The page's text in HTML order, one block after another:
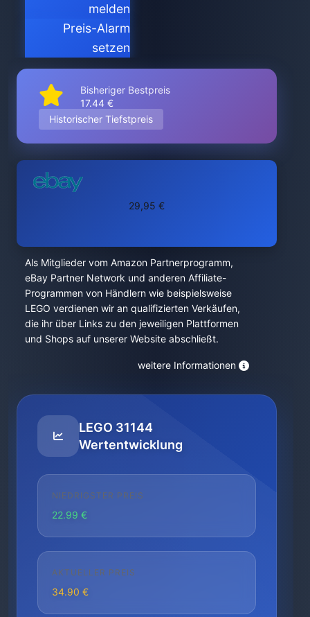
melden
Preis-Alarm
setzen
Bisheriger Bestpreis
17.44 €
Historischer Tiefstpreis
29,95 €
Als Mitglieder vom Amazon Partnerprogramm,
eBay Partner Network und anderen Affiliate-
Programmen von Händlern wie beispielsweise
LEGO verdienen wir an qualifizierten Verkäufen,
die ihr über Links zu den jeweiligen Plattformen
und Shops auf unserer Website abschließt.
weitere Informationen
LEGO 31144
Wertentwicklung
NIEDRIGSTER PREIS
22.99 €
AKTUELLER PREIS
34.90 €